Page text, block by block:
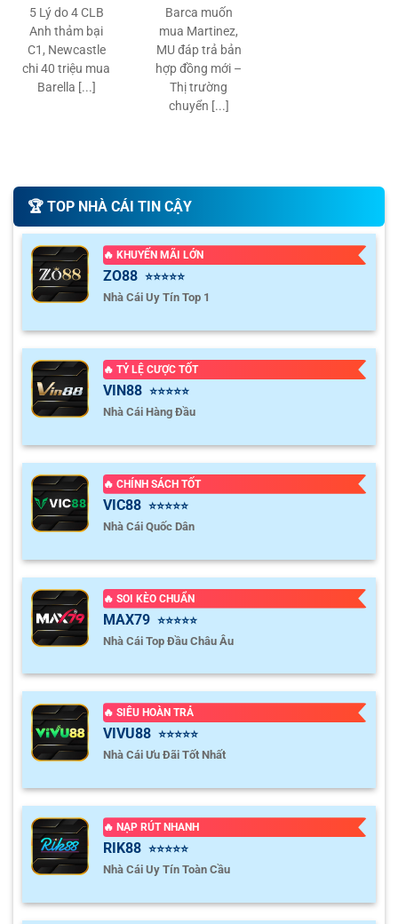
5 Lý do 4 CLB
Anh thảm bại
C1, Newcastle
chi 40 triệu mua
Barella [...]
Barca muốn
mua Martinez,
MU đáp trả bản
hợp đồng mới –
Thị trường
chuyển [...]
🏆️ TOP NHÀ CÁI TIN CẬY
🔥 KHUYẾN MÃI LỚN
ZO88 ⭐⭐⭐⭐⭐
Nhà Cái Uy Tín Top 1
🔥 TỶ LỆ CƯỢC TỐT
VIN88 ⭐⭐⭐⭐⭐
Nhà Cái Hàng Đầu
🔥 CHÍNH SÁCH TỐT
VIC88 ⭐⭐⭐⭐⭐
Nhà Cái Quốc Dân
🔥 SOI KÈO CHUẨN
MAX79 ⭐⭐⭐⭐⭐
Nhà Cái Top Đầu Châu Âu
🔥 SIÊU HOÀN TRẢ
VIVU88 ⭐⭐⭐⭐⭐
Nhà Cái Ưu Đãi Tốt Nhất
🔥 NẠP RÚT NHANH
RIK88 ⭐⭐⭐⭐⭐
Nhà Cái Uy Tín Toàn Cầu